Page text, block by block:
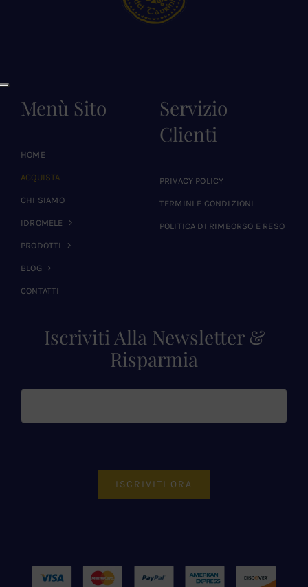
Menù Sito
HOME
ACQUISTA
CHI SIAMO
IDROMELE
PRODOTTI
BLOG
CONTATTI
Servizio
Clienti
PRIVACY POLICY
TERMINI E CONDIZIONI
POLITICA DI RIMBORSO E RESO
Iscriviti Alla Newsletter &
Risparmia
ISCRIVITI ORA